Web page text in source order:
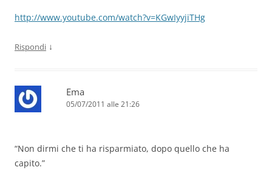
http://www.youtube.com/watch?v=KGwIyyjiTHg
Rispondi ↓
Ema
05/07/2011 alle 21:26
“Non dirmi che ti ha risparmiato, dopo quello che ha
capito.”